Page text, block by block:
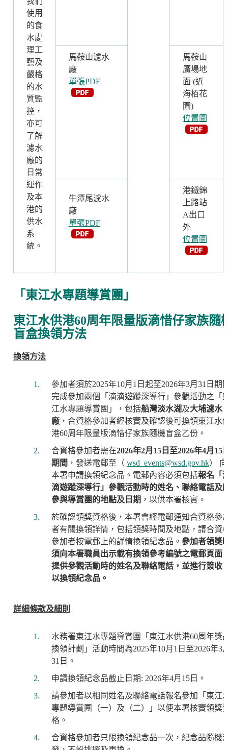
使用
的食
水處
理工
藝及
嚴格
的水
質監
控，
亦可
了解
濾水
廠的
日常
運作
及本
港的
供水
系
統。
馬鞍山濾水
廠
單張PDF
馬鞍山
廣場地
面 (近
海栢花
園)
位置圖
牛潭尾濾水
廠
單張PDF
港鐵錦
上路站
A出口
外
位置圖
「東江水專題導賞團」
東江水供港60周年限量版滴惜仔家族隨
盲盒換領方法
換領方法
參加者須於2025年10月1日起至2026年3月31日期
完成參加兩個「滴滴遊蹤深導行」參觀活動之「
江水專題導賞團」，包括船灣淡水湖及大埔濾水
廠，合資格參加者經核實及確認後可換領東江水
港60周年限量版滴惜仔家族隨機盲盒乙份。
合資格參加者需在2026年2月 15日至2026年4月 15
期間 ，發送電郵至（ wsd_events@wsd.gov.hk） 向
本署申請換領紀念品。電郵內容必須包括報名「
滴遊蹤深導行」參觀活動時的姓名、聯絡電話及
參與導賞團的地點及日期 ，以供本署核實。
於確認領獎資格後，本署會經電郵通知合資格參
者有關換領詳情，包括領獎時間及地點，請合資
參加者按電郵上的詳情換領紀念品。 參加者領奬
須向本署職員出示載有換領參考編號之電郵頁面
提供參觀活動時的姓名及聯絡電話，並進行簽收
以換領紀念品。
詳細條款及細則
水務署東江水專題導賞團「東江水供港60周年獎
換領計劃」活動時間為2025年10月1日至2026年3
31日。
申請換領紀念品截止日期: 2026年4月15日。
請參加者以相同姓名及聯絡電話報名參加「東江
專題導賞團（一）及（二）」以便本署核實領獎
格。
合資格參加者只限換領紀念品一次，紀念品隨機